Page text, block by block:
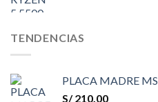
TENDENCIAS
PLACA MADRE
S/210.00